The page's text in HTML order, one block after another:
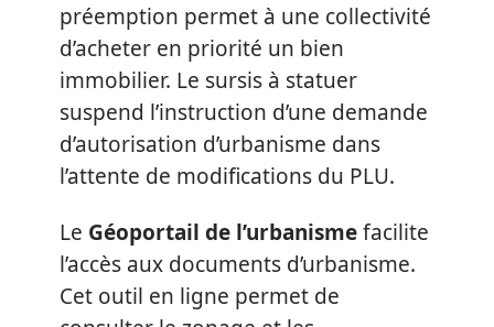
préemption permet à une collectivité
d’acheter en priorité un bien
immobilier. Le sursis à statuer
suspend l’instruction d’une demande
d’autorisation d’urbanisme dans
l’attente de modifications du PLU.
Le Géoportail de l’urbanismefacilite
l’accès aux documents d’urbanisme.
Cet outil en ligne permet de